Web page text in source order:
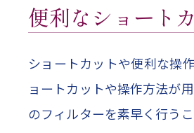
便利なショート
ショートカットや便利な操
ョートカットや操作方法が
のフィルターを素早く行う